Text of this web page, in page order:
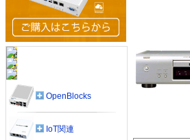
OpenBlocks
IoT関連